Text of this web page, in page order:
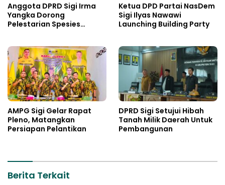
Anggota DPRD Sigi Irma
Yangka Dorong
Pelestarian Spesies
Ketua DPD Partai NasDem
Sigi Ilyas Nawawi
Launching Building Party
AMPG Sigi Gelar Rapat
Pleno, Matangkan
Persiapan Pelantikan
DPRD Sigi Setujui Hibah
Tanah Milik Daerah Untuk
Pembangunan
Berita Terkait